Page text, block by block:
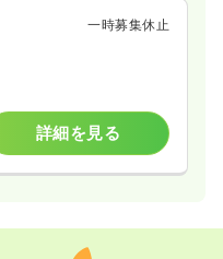
一時募集休止
詳細を見る